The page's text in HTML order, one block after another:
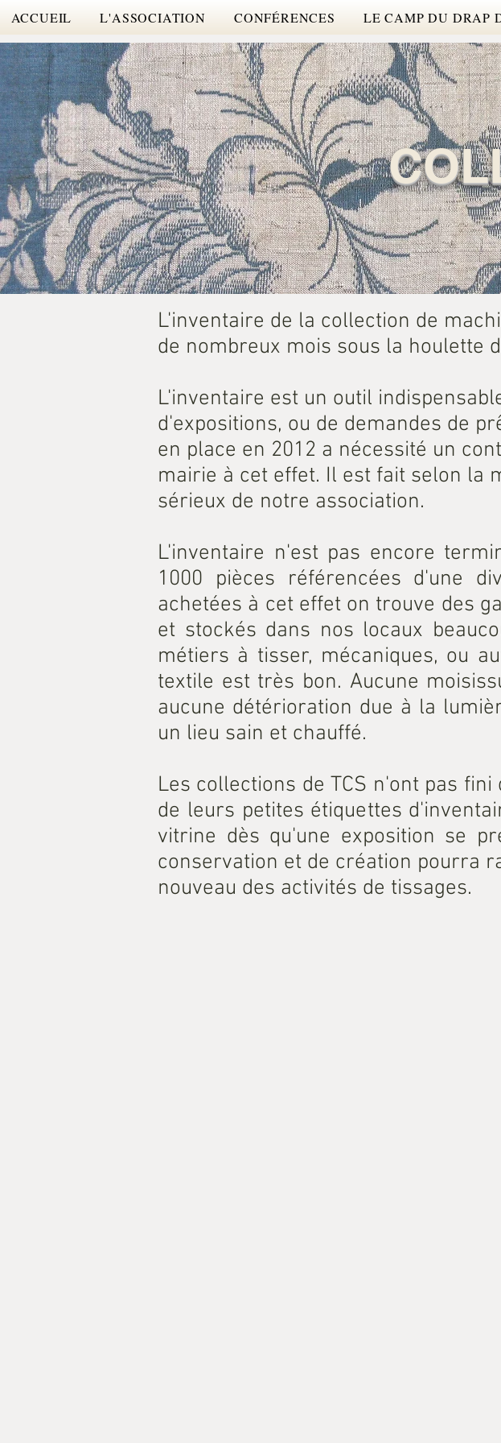
ACCUEIL L'ASSOCIATION CONFÉRENCES LE CAMP DU DRAP
L'inventaire de la collection de
de nombreux mois sous la houlette
L'inventaire est un outil
d'expositions, ou de demandes de
en place en 2012 a nécessité un
mairie à cet effet. Il est fait selon la
sérieux de notre association.
L'inventaire n'est pas encore
1000 pièces référencées d'une
achetées à cet effet on trouve des
et stockés dans nos locaux
métiers à tisser, mécaniques, ou
textile est très bon. Aucune
aucune détérioration due à la
un lieu sain et chauffé.
Les collections de TCS n'ont pas
de leurs petites étiquettes
vitrine dès qu'une exposition se
conservation et de création pourra
nouveau des activités de tissages.